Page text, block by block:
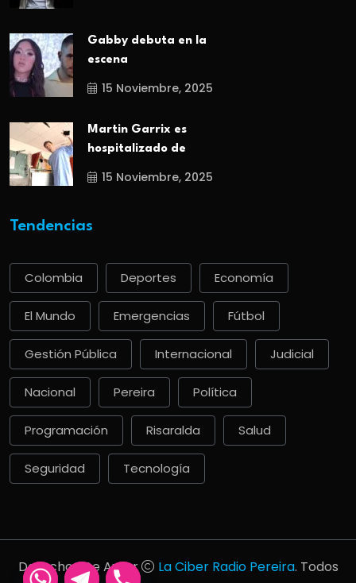
Gabby debuta en la
escena
15 Noviembre, 2025
Martin Garrix es
hospitalizado de
15 Noviembre, 2025
Tendencias
Colombia Deportes Economía
El Mundo Emergencias Fútbol
Gestión Pública Internacional Judicial
Nacional Pereira Política
Programación Risaralda Salud
Seguridad Tecnología
Derechos De Autor La Ciber Radio Pereira. Todos